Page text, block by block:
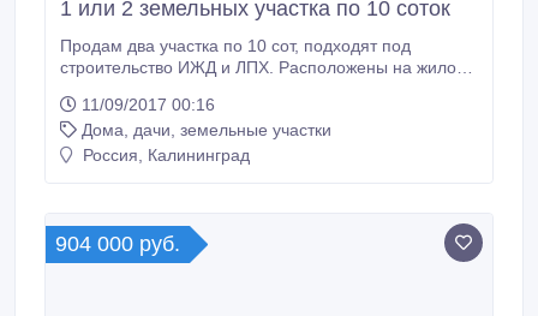
1 или 2 земельных участка по 10 соток
Продам два участка по 10 сот, подходят под
строительство ИЖД и ЛПХ. Расположены на жилой
проходит по участку, до магазина и остановки 200
метров. Тихое и спокойное место в небольшом
посёлке. 20 км до Калининграда, 13 км до
11/09/2017 00:16
Дома, дачи, земельные участки
Россия, Калининград
904 000 руб.